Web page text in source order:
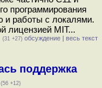
программирования
и работы с локалями.
лицензией MIT...
(31 +27) обсуждение | весь текст
поддержка
(56 +12)